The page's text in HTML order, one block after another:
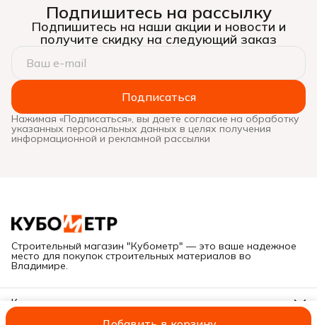
Подпишитесь на рассылку
Подпишитесь на наши акции и новости и
получите скидку на следующий заказ
Подписаться
Нажимая «Подписаться», вы даете согласие на обработку
указанных персональных данных в целях получения
информационной и рекламной рассылки
Строительный магазин "Кубометр" — это ваше надежное
место для покупок строительных материалов во
Владимире.
Контакты